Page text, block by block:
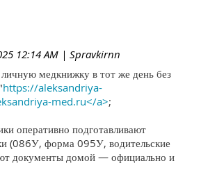
12:14 AM | Spravkirnn
медкнижку в тот же день без
https://aleksandriya-
med.ru</a>;
оперативно подготавливают
(086У, форма 095У, водительские
документы домой — официально и